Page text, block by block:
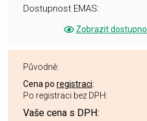
Dostupnost EMAS:
Zobrazit
Původně:
Cena po registraci:
Po registraci bez DPH:
Vaše cena s DPH: